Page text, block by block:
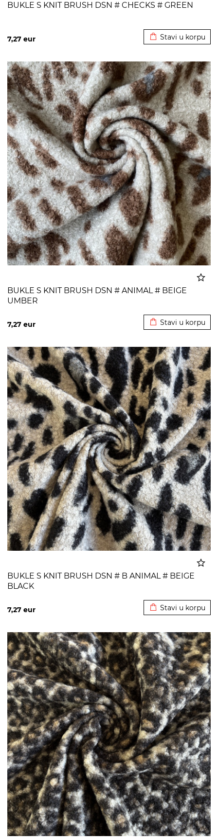
BUKLE S KNIT BRUSH DSN # CHECKS # GREEN
7,27 eur Stavi u korpu
BUKLE S KNIT BRUSH DSN # ANIMAL # BEIGE
UMBER
7,27 eur Stavi u korpu
BUKLE S KNIT BRUSH DSN # B ANIMAL # BEIGE
BLACK
7,27 eur Stavi u korpu